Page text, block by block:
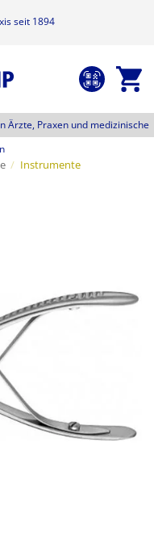
seit 1894
Ärzte, Praxen und medizinische
/ Instrumente